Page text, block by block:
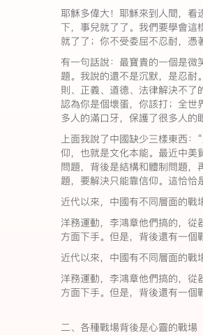
耶穌多偉大！耶穌來到人間，看
下，事兒就了了。我們要學會
就了了；你不受委屈不忍耐，憑
有一句話說：最寶貴的一個是
題。我說的還不是沉默，是忍耐
則、正義、道德、法律解決不
認為你是個壞蛋，你該打；全
多人的滿口牙，保護了很多人的
上面我說了中國缺少三樣東西：
仰，也就是文化本能。最近中美
問題，背後是結構和體制問題
題，要解決只能靠信仰。這恰恰
近代以來，中國有不同層面的戰
洋務運動，李鴻章他們搞的，
方面下手。但是，背後還有一個
近代以來，中國有不同層面的戰
洋務運動，李鴻章他們搞的，
方面下手。但是，背後還有一個
二、各種戰場背後是心靈的戰場